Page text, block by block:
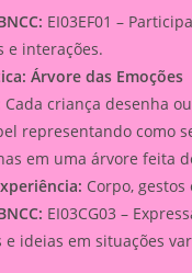
EI03EF01 –
e interações.
Árvore das Emoções
Cada criança desenha
representando como
em uma árvore feita
Corpo,
EI03CG03 –
ideias em situações